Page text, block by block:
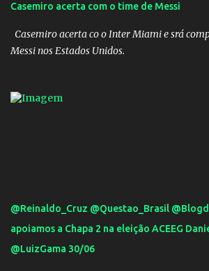
Casemiro acerta com o time de Messi
Casemiro acerta co o Inter Miami e srá
Messi nos Estados Unidos.
@Reinaldo_Cruz @Questao_Brasil
apoiamos a Chapa 2 na eleição ACEEG
@LuizGama 30/06